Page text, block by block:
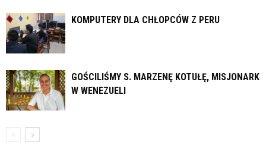
KOMPUTERY DLA CHŁOPCÓW Z PERU
GOŚCILIŚMY S. MARZENĘ KOTUŁĘ, MISJONARKĘ
W WENEZUELI